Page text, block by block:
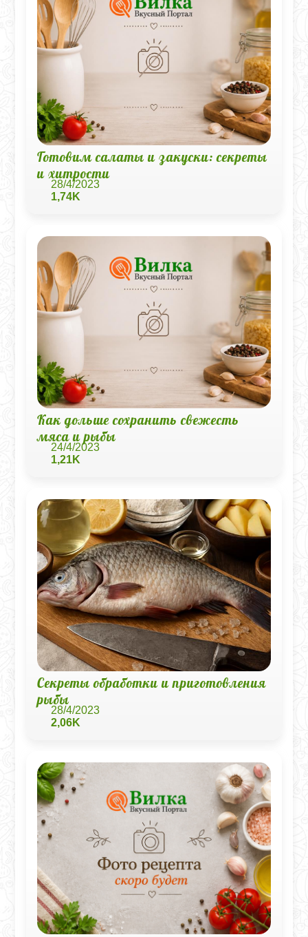
Готовим салаты и закуски: секреты
и хитрости
28/4/2023
1,74K
Как дольше сохранить свежесть
мяса и рыбы
24/4/2023
1,21K
Секреты обработки и приготовления
рыбы
28/4/2023
2,06K